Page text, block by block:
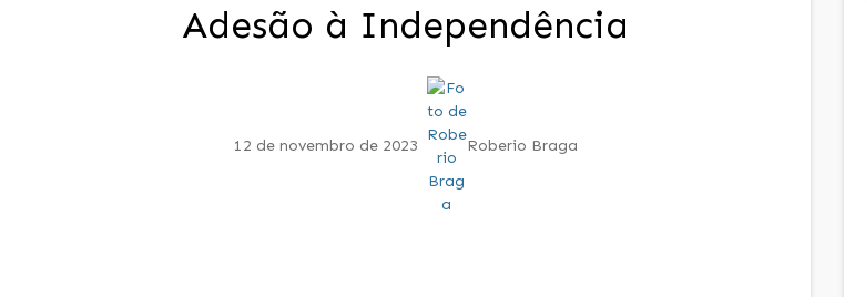
Adesão à Independência
12 de novembro de 2023 Roberio Braga